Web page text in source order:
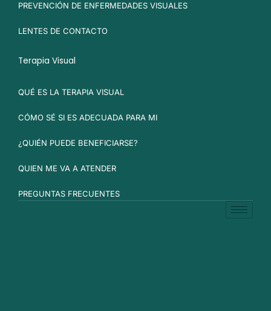
PREVENCIÓN DE ENFERMEDADES VISUALES
LENTES DE CONTACTO
Terapia Visual
QUÉ ES LA TERAPIA VISUAL
CÓMO SÉ SI ES ADECUADA PARA MI
¿QUIÉN PUEDE BENEFICIARSE?
QUIEN ME VA A ATENDER
PREGUNTAS FRECUENTES